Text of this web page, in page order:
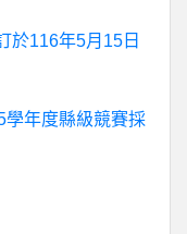
於116年5月15日
年度縣級競賽採